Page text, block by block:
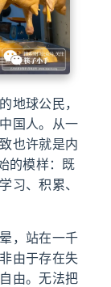
地球公民，
国人。从一
也许就是内
的模样：既
习、积累、
，站在一千
由于存在失
由。无法把